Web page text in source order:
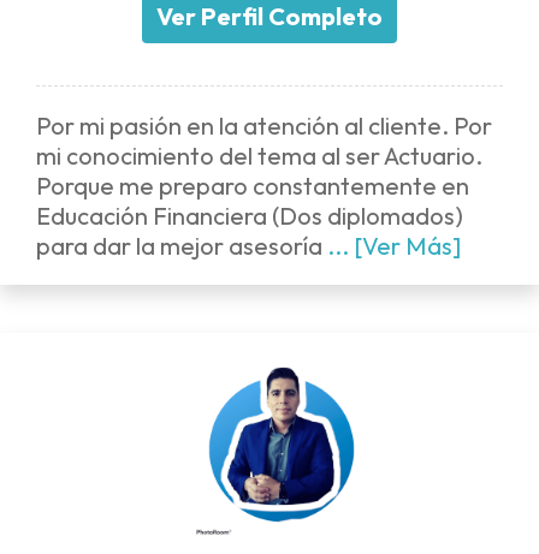
Ver Perfil Completo
Por mi pasión en la atención al cliente. Por
mi conocimiento del tema al ser Actuario.
Porque me preparo constantemente en
Educación Financiera (Dos diplomados)
para dar la mejor asesoría ... [Ver Más]